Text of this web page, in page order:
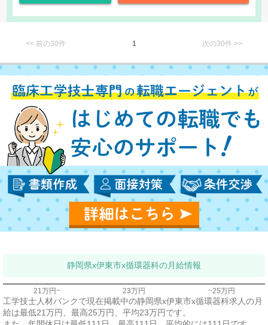
<< 前の30件 1 次の30件 >>
静岡県x伊東市x循環器科の月給情報
21万円~ 23万円 ~25万円
工学技士人材バンクで現在掲載中の静岡県x伊東市x循環器科求人の月
給は最低21万円、最高25万円、平均23万円です。